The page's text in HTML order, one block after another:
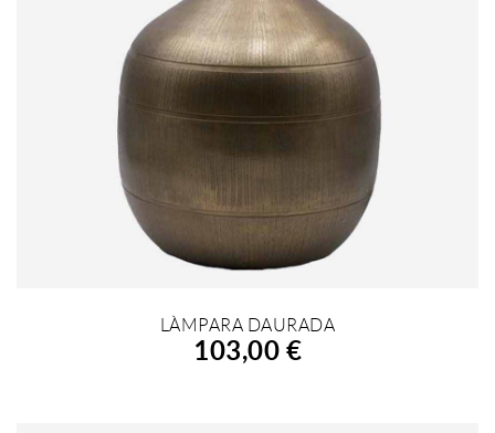
AFEGIR A LA COMPRA
LÀMPARA DAURADA
103,00 €